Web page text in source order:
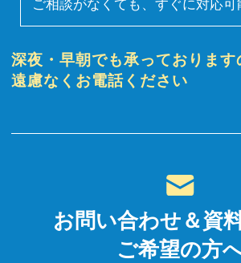
ご相談がなくても、すぐに対応可
深夜・早朝でも承っております
遠慮なくお電話ください
お問い合わせ＆資
ご希望の方